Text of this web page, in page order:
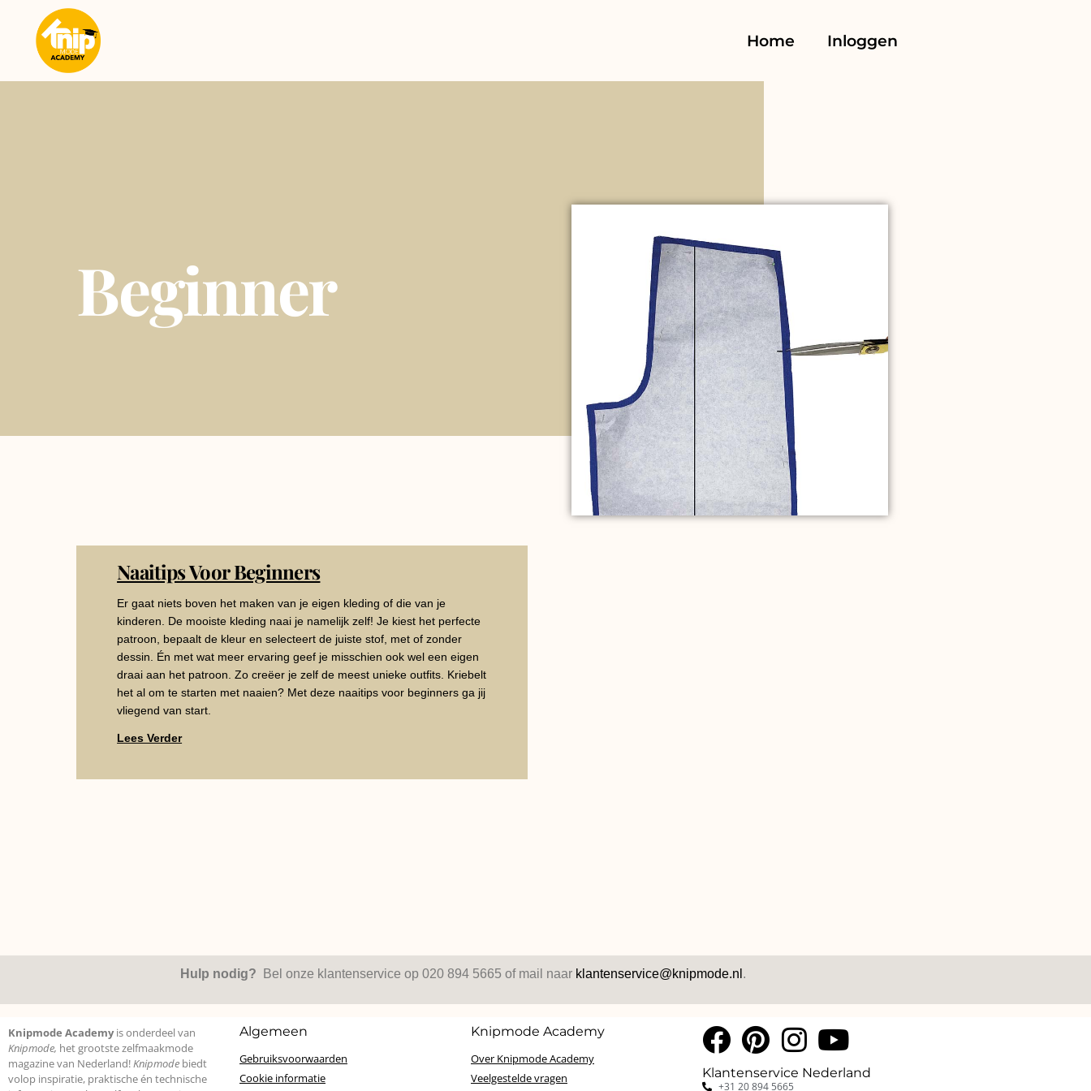
Home Inloggen
Beginner
Naaitips Voor Beginners
Er gaat niets boven het maken van je eigen kleding of die van je
kinderen. De mooiste kleding naai je namelijk zelf! Je kiest het perfecte
patroon, bepaalt de kleur en selecteert de juiste stof, met of zonder
dessin. Én met wat meer ervaring geef je misschien ook wel een eigen
draai aan het patroon. Zo creëer je zelf de meest unieke outfits. Kriebelt
het al om te starten met naaien? Met deze naaitips voor beginners ga jij
vliegend van start.
Lees Verder
Hulp nodig? Bel onze klantenservice op 020 894 5665 of mail naar klantenservice@knipmode.nl .
Knipmode Academyis onderdeel van
Knipmode, het grootste zelfmaakmode
magazine van Nederland!Knipmode biedt
volop inspiratie, praktische én technische
Algemeen
Gebruiksvoorwaarden
Cookie informatie
Knipmode Academy
Over Knipmode Academy
Veelgestelde vragen
Klantenservice Nederland
+31 20 894 5665